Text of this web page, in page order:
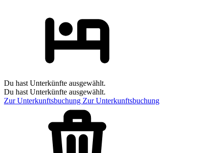
Du hast Unterkünfte ausgewählt.
Du hast Unterkünfte ausgewählt.
Zur Unterkunftsbuchung Zur Unterkunftsbuchung